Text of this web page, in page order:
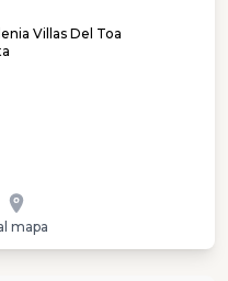
Villas Del Toa
mapa